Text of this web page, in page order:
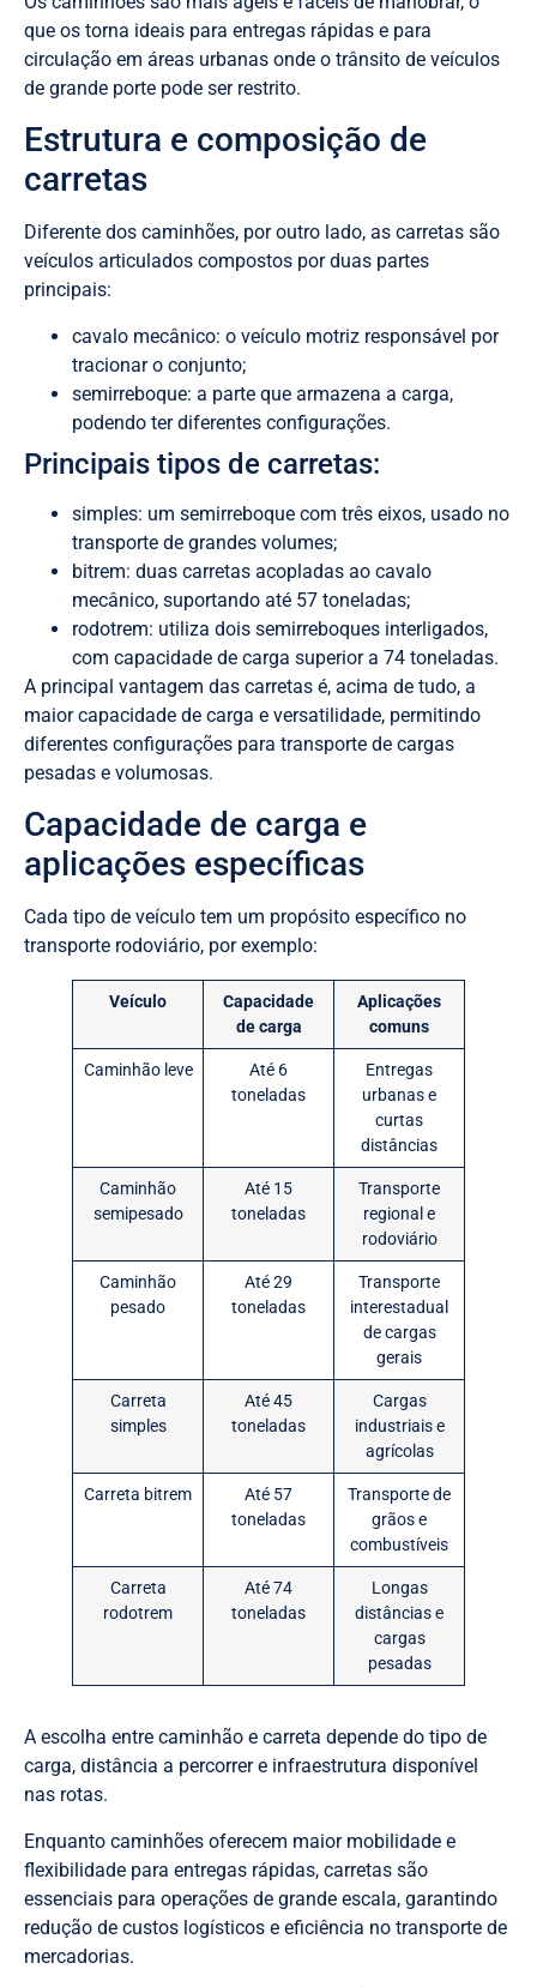
que os torna ideais para entregas rápidas e para
circulação em áreas urbanas onde o trânsito de veículos
de grande porte pode ser restrito.
Estrutura e composição de
carretas
Diferente dos caminhões, por outro lado, as carretas são
veículos articulados compostos por duas partes
principais:
cavalo mecânico: o veículo motriz responsável por
tracionar o conjunto;
semirreboque: a parte que armazena a carga,
podendo ter diferentes configurações.
Principais tipos de carretas:
simples: um semirreboque com três eixos, usado no
transporte de grandes volumes;
bitrem: duas carretas acopladas ao cavalo
mecânico, suportando até 57 toneladas;
rodotrem: utiliza dois semirreboques interligados,
com capacidade de carga superior a 74 toneladas.
A principal vantagem das carretas é, acima de tudo, a
maior capacidade de carga e versatilidade, permitindo
diferentes configurações para transporte de cargas
pesadas e volumosas.
Capacidade de carga e
aplicações específicas
Cada tipo de veículo tem um propósito específico no
transporte rodoviário, por exemplo:
Veículo
Capacidade
de carga
Aplicações
comuns
Caminhão leve
Até 6
toneladas
Entregas
urbanas e
curtas
distâncias
Caminhão
semipesado
Até 15
toneladas
Transporte
regional e
rodoviário
Caminhão
pesado
Até 29
toneladas
Transporte
interestadual
de cargas
gerais
Carreta
simples
Até 45
toneladas
Cargas
industriais e
agrícolas
Carreta bitrem
Até 57
toneladas
Transporte de
grãos e
combustíveis
Carreta
rodotrem
Até 74
toneladas
Longas
distâncias e
cargas
pesadas
A escolha entre caminhão e carreta depende do tipo de
carga, distância a percorrer e infraestrutura disponível
nas rotas.
Enquanto caminhões oferecem maior mobilidade e
flexibilidade para entregas rápidas, carretas são
essenciais para operações de grande escala, garantindo
redução de custos logísticos e eficiência no transporte de
mercadorias.